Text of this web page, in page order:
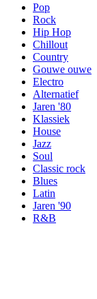
Pop
Rock
Hip Hop
Chillout
Country
Gouwe ouwe
Electro
Alternatief
Jaren '80
Klassiek
House
Jazz
Soul
Classic rock
Blues
Latin
Jaren '90
R&B